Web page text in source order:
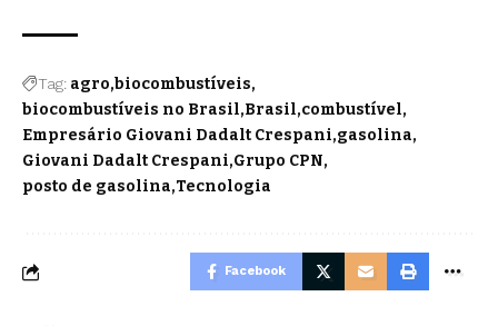
Tag: agro biocombustíveis
biocombustíveis no Brasil Brasil combustível
Empresário Giovani Dadalt Crespani gasolina
Giovani Dadalt Crespani Grupo CPN
posto de gasolina Tecnologia
Facebook